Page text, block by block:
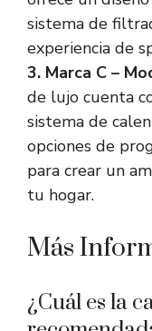
sistema de
experiencia de
3. Marca C –
de lujo cuenta
sistema de
opciones de
para crear un
tu hogar.
Más
¿Cuál es la